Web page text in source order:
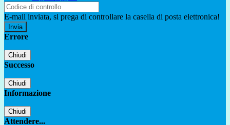
E-mail inviata, si prega di controllare la casella di posta elettronica!
Errore
Chiudi
Successo
Chiudi
Informazione
Chiudi
Attendere...